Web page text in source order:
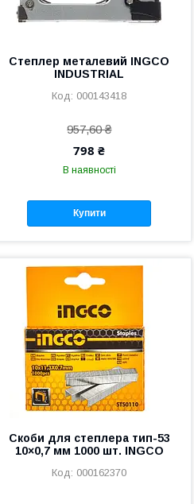
Степлер металевий INGCO
INDUSTRIAL
000143418
957,60 ₴
798 ₴
В наявності
Купити
Скоби для степлера тип-53
10×0,7 мм 1000 шт. INGCO
000162370